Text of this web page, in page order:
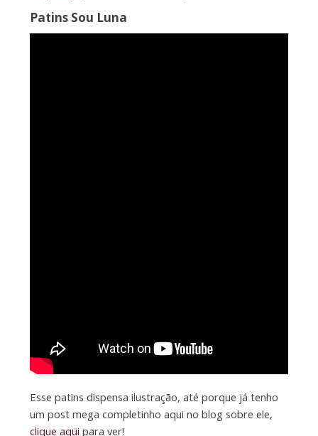
Patins Sou Luna
Esse patins dispensa ilustração, até porque já tenho
um post mega completinho aqui no blog sobre ele,
clique aqui para ver!